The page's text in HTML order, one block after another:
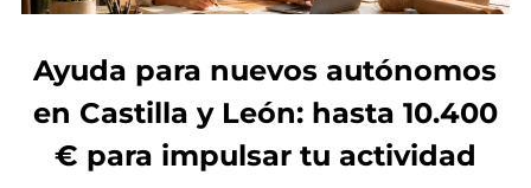
Ayuda para nuevos autónomos
en Castilla y León: hasta 10.400
€ para impulsar tu actividad